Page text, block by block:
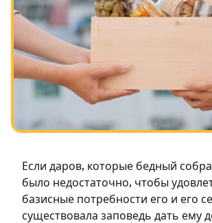
Посты в память о разрушенном
Ханука
Пурим
Если даров, которые бедный
было недостаточно, чтобы
базисные потребности его и его
существовала заповедь дать ему